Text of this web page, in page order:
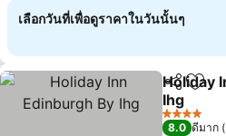
เลือกวันที่เพื่อดูราคาในวันนั้นๆ
แชร์ เพิ่ม
Holiday
Ihg
4 ดาว
8.0 ดีมาก